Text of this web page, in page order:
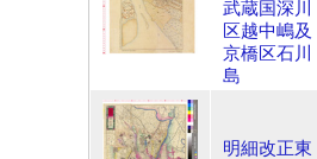
武蔵国深川
区越中嶋及
京橋区石川
島
明細改正東